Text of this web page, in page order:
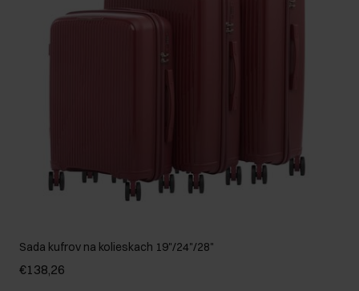
Sada kufrov na kolieskach 19"/24"/28"
€138,26